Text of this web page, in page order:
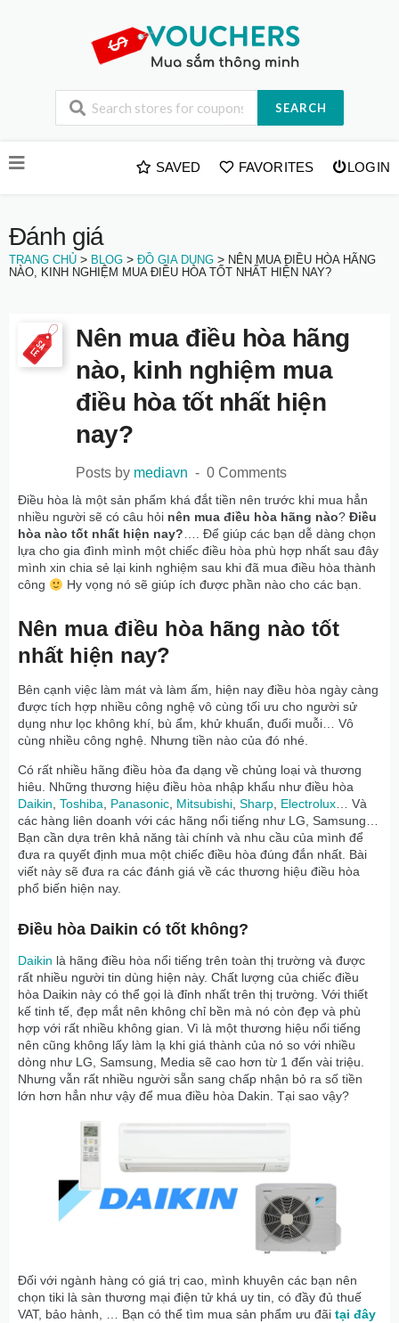
SEARCH
to
SAVED FAVORITES LOGIN
Đánh giá
TRANG CHỦ > BLOG > ĐỒ GIA DỤNG > NÊN MUA ĐIỀU HÒA HÃNG
NÀO, KINH NGHIỆM MUA ĐIỀU HÒA TỐT NHẤT HIỆN NAY?
Nên mua điều hòa hãng
nào, kinh nghiệm mua
điều hòa tốt nhất hiện
nay?
Posts by mediavn 0 Comments
Điều hòa là một sản phẩm khá đắt tiền nên trước khi mua hẳn
nhiều người sẽ có câu hỏi nên mua điều hòa hãng nào? Điều
hòa nào tốt nhất hiện nay?…. Để giúp các bạn dễ dàng chọn
lựa cho gia đình mình một chiếc điều hòa phù hợp nhất sau đây
mình xin chia sẻ lại kinh nghiệm sau khi đã mua điều hòa thành
công
Hy vọng nó sẽ giúp ích được phần nào cho các bạn.
Nên mua điều hòa hãng nào tốt
nhất hiện nay?
Bên cạnh việc làm mát và làm ấm, hiện nay điều hòa ngày càng
được tích hợp nhiều công nghệ vô cùng tối ưu cho người sử
dụng như lọc không khí, bù ẩm, khử khuẩn, đuổi muỗi… Vô
cùng nhiều công nghệ. Nhưng tiền nào của đó nhé.
Có rất nhiều hãng điều hòa đa dạng về chủng loại và thương
hiêu. Những thương hiệu điều hòa nhập khẩu như điều hòa
Daikin Toshiba Panasonic Mitsubishi Sharp Electrolux … Và
các hàng liên doanh với các hãng nổi tiếng như LG, Samsung…
Bạn cần dựa trên khả năng tài chính và nhu cầu của mình để
đưa ra quyết định mua một chiếc điều hòa đúng đắn nhất. Bài
viết này sẽ đưa ra các đánh giá về các thương hiệu điều hòa
phổ biến hiện nay.
Điều hòa Daikin có tốt không?
Daikin là hãng điều hòa nổi tiếng trên toàn thị trường và được
rất nhiều người tin dùng hiện này. Chất lượng của chiếc điều
hòa Daikin này có thể gọi là đỉnh nhất trên thị trường. Với thiết
kế tinh tế, đẹp mắt nên không chỉ bền mà nó còn đẹp và phù
hợp với rất nhiều không gian. Vì là một thương hiệu nổi tiếng
nên cũng không lấy làm lạ khi giá thành của nó so với nhiều
dòng như LG, Samsung, Media sẽ cao hơn từ 1 đến vài triệu.
Nhưng vẫn rất nhiều người sẵn sang chấp nhận bỏ ra số tiền
lớn hơn hẳn như vậy để mua điều hòa Dakin. Tại sao vậy?
Đối với ngành hàng có giá trị cao, mình khuyên các bạn nên
chọn tiki là sàn thương mại điện tử khá uy tin, có đầy đủ thuế
VAT, bảo hành, … Bạn có thể tìm mua sản phẩm ưu đãi tại đây